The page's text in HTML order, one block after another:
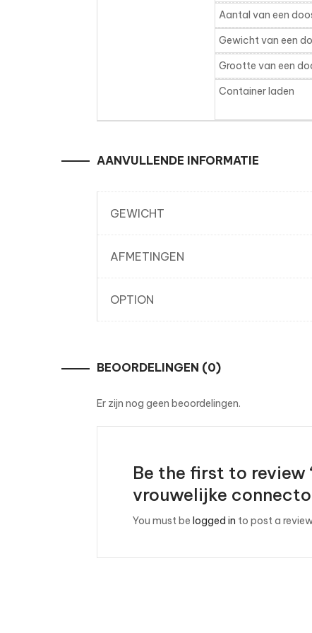
Aantal van een
Gewicht van een
Grootte van een
Container laden
AANVULLENDE INFORMATIE
GEWICHT
AFMETINGEN
OPTION
BEOORDELINGEN (0)
Er zijn nog geen beoordelingen.
Be the first to
vrouwelijke
You must be logged in to post a